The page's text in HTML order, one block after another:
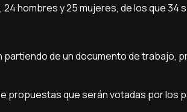
hombres y 25 mujeres, de los que 34
partiendo de un documento de trabajo,
propuestas que serán votadas por los